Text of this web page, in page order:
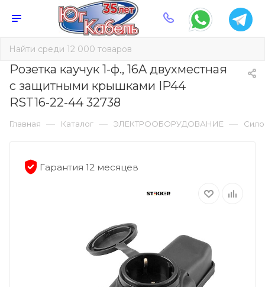
Розетка каучук 1-ф., 16A двухместная
с защитными крышками IP44
RST16-22-44 32738
Главная — Каталог — ЭЛЕКТРООБОРУДОВАНИЕ —
Гарантия 12 месяцев